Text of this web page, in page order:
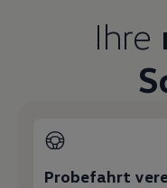
Lifestyle
Familie
Ihre
Probefahrt